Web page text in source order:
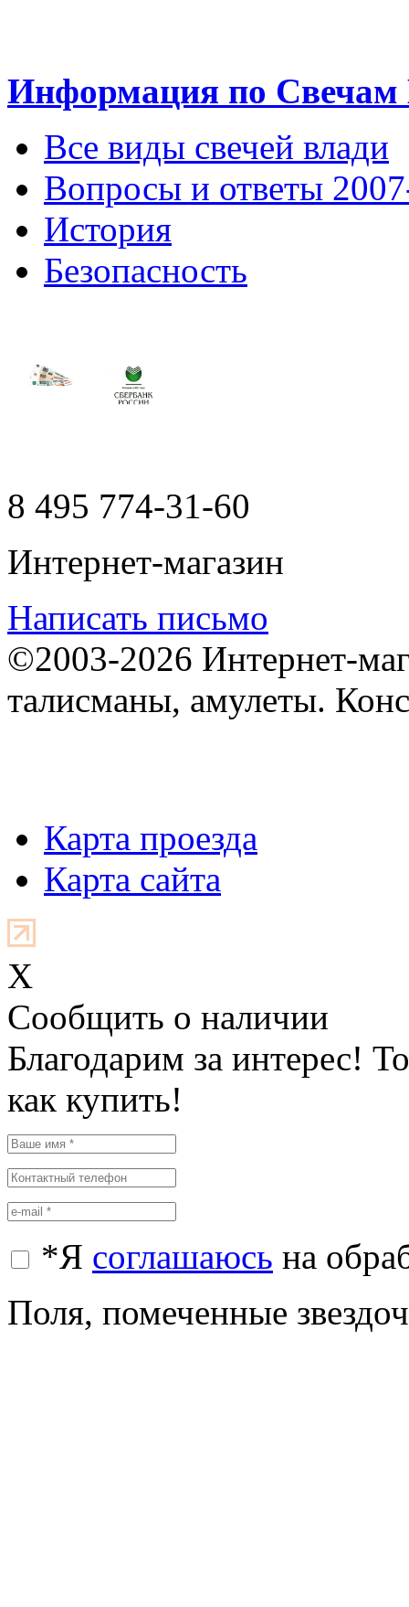
Информация по Свечам
Все виды свечей влади
Вопросы и ответы
История
Безопасность
8 495 774-31-60
Интернет-магазин
Написать письмо
©2003-2026 Интернет-
талисманы, амулеты.
Карта проезда
Карта сайта
X
Cообщить о наличии
Благодарим за интерес!
как купить!
*Я соглашаюсь на
Поля, помеченные